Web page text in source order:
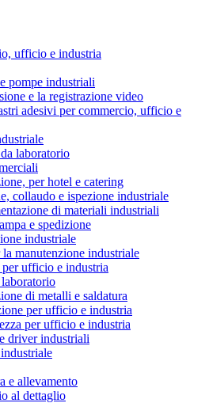
ufficio e industria
pompe industriali
e la registrazione video
adesivi per commercio, ufficio e
laboratorio
per hotel e catering
collaudo e ispezione industriale
di materiali industriali
e spedizione
industriale
manutenzione industriale
ufficio e industria
di metalli e saldatura
per ufficio e industria
per ufficio e industria
driver industriali
e allevamento
al dettaglio